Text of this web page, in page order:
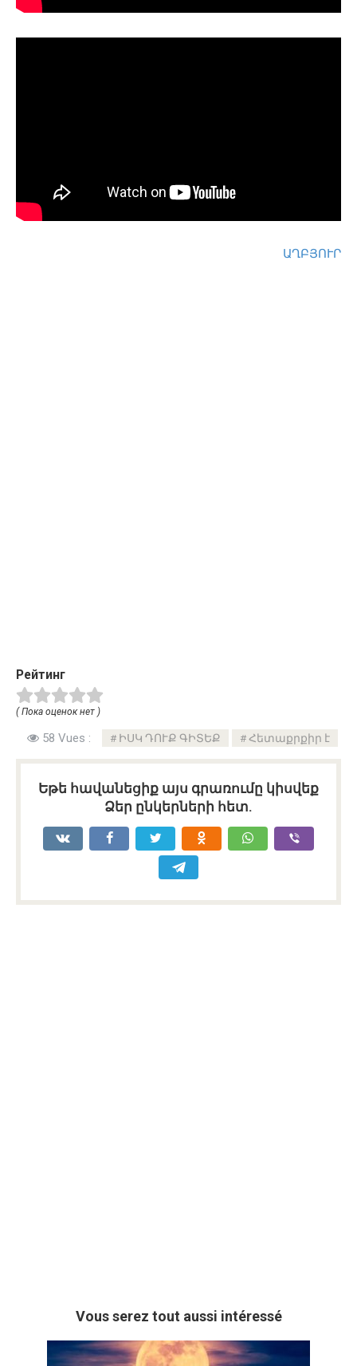
ԱՂԲՅՈՒՐ
Рейтинг
( Пока оценок нет )
58 Vues : ԻՍԿ ԴՈՒՔ ԳԻՏԵՔ Հետաքրքիր է
Եթե հավանեցիք այս գրառումը կիսվեք
Ձեր ընկերների հետ.
Vous serez tout aussi intéressé